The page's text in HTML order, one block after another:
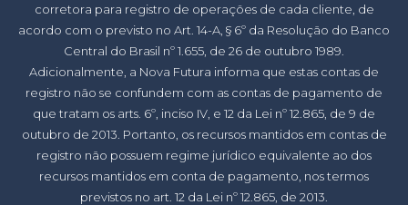
corretora para registro de operações de cada cliente, de
acordo com o previsto no Art. 14-A, § 6º da Resolução do Banco
Central do Brasil nº 1.655, de 26 de outubro 1989.
Adicionalmente, a Nova Futura informa que estas contas de
registro não se confundem com as contas de pagamento de
que tratam os arts. 6º, inciso IV, e 12 da Lei nº 12.865, de 9 de
outubro de 2013. Portanto, os recursos mantidos em contas de
registro não possuem regime jurídico equivalente ao dos
recursos mantidos em conta de pagamento, nos termos
previstos no art. 12 da Lei nº 12.865, de 2013.